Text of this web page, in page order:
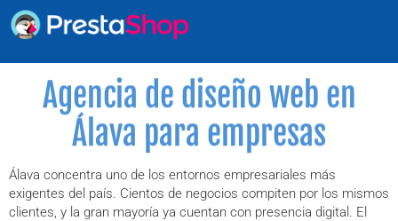
Agencia de diseño web en
Álava para empresas
Álava concentra uno de los entornos empresariales más
exigentes del país. Cientos de negocios compiten por los mismos
clientes, y la gran mayoría ya cuentan con presencia digital. El